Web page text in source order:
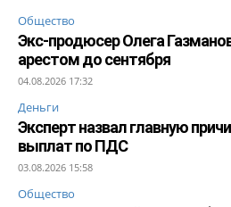
Общество
Экс-продюсер Олега
арестом до сентября
04.08.2026 17:32
Деньги
Эксперт назвал главную
выплат по ПДС
03.08.2026 15:58
Общество